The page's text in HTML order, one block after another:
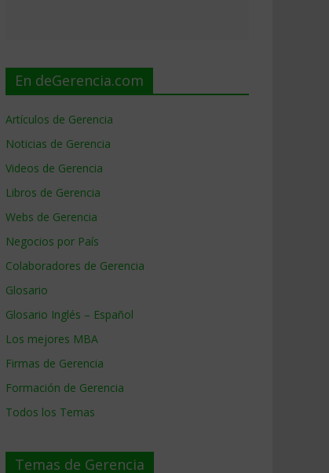
En deGerencia.com
Artículos de Gerencia
Noticias de Gerencia
Videos de Gerencia
Libros de Gerencia
Webs de Gerencia
Negocios por País
Colaboradores de Gerencia
Glosario
Glosario Inglés – Español
Los mejores MBA
Firmas de Gerencia
Formación de Gerencia
Todos los Temas
Temas de Gerencia